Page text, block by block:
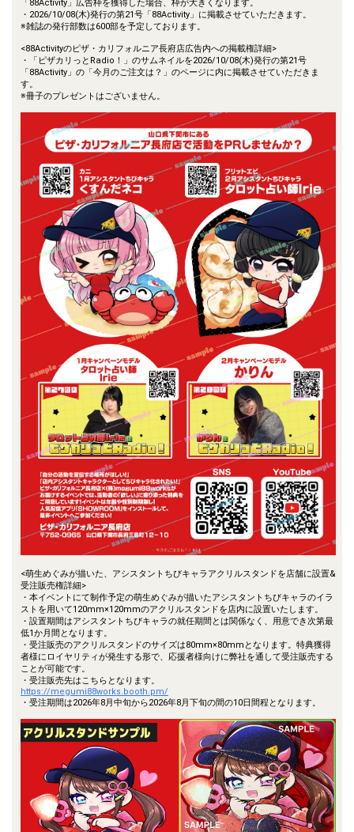
「88Activity」広告枠を獲得した場合、枠が大きくなります。
・2026/10/08(木)発行の第21号「88Activity」に掲載させていただきます。
※雑誌の発行部数は600部を予定しております。
<88Activityのピザ・カリフォルニア長府店広告内への掲載権詳細>
・「ピザカリっとRadio！」のサムネイルを2026/10/08(木)発行の第21号
「88Activity」の「今月のご注文は？」のページに内に掲載させていただきま
す。
※冊子のプレゼントはございません。
<萌生めぐみが描いた、アシスタントちびキャラアクリルスタンドを店舗に設置&
受注販売権詳細>
・本イベントにて制作予定の萌生めぐみが描いたアシスタントちびキャラのイラ
ストを用いて120mm×120mmのアクリルスタンドを店内に設置いたします。
・設置期間はアシスタントちびキャラの就任期間とは関係なく、用意でき次第最
低1か月間となります。
・受注販売のアクリルスタンドのサイズは80mm×80mmとなります。特典獲得
者様にロイヤリティが発生する形で、応援者様向けに弊社を通して受注販売する
ことが可能です。
・受注販売先はこちらとなります。
https://megumi88works.booth.pm/
・受注期間は2026年8月中旬から2026年8月下旬の間の10日間程となります。